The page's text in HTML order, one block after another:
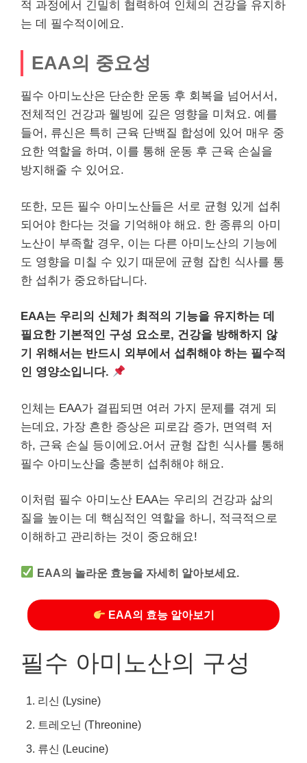
적 과정에서 긴밀히 협력하여 인체의 건강을 유지하
는 데 필수적이에요.
EAA의 중요성
필수 아미노산은 단순한 운동 후 회복을 넘어서서,
전체적인 건강과 웰빙에 깊은 영향을 미쳐요. 예를
들어, 류신은 특히 근육 단백질 합성에 있어 매우 중
요한 역할을 하며, 이를 통해 운동 후 근육 손실을
방지해줄 수 있어요.
또한, 모든 필수 아미노산들은 서로 균형 있게 섭취
되어야 한다는 것을 기억해야 해요. 한 종류의 아미
노산이 부족할 경우, 이는 다른 아미노산의 기능에
도 영향을 미칠 수 있기 때문에 균형 잡힌 식사를 통
한 섭취가 중요하답니다.
EAA는 우리의 신체가 최적의 기능을 유지하는 데
필요한 기본적인 구성 요소로, 건강을 방해하지 않
기 위해서는 반드시 외부에서 섭취해야 하는 필수적
인 영양소입니다.
인체는 EAA가 결핍되면 여러 가지 문제를 겪게 되
는데요, 가장 흔한 증상은 피로감 증가, 면역력 저
하, 근육 손실 등이에요.어서 균형 잡힌 식사를 통해
필수 아미노산을 충분히 섭취해야 해요.
이처럼 필수 아미노산 EAA는 우리의 건강과 삶의
질을 높이는 데 핵심적인 역할을 하니, 적극적으로
이해하고 관리하는 것이 중요해요!
EAA의 놀라운 효능을 자세히 알아보세요.
EAA의 효능 알아보기
필수 아미노산의 구성
리신 (Lysine)
트레오닌 (Threonine)
류신 (Leucine)